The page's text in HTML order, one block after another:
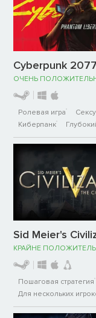
Cyberpunk
ОЧЕНЬ
Ролевая игра
Киберпанк
Sid Meier's
КРАЙНЕ
Пошаговая стратегия
Для нескольких